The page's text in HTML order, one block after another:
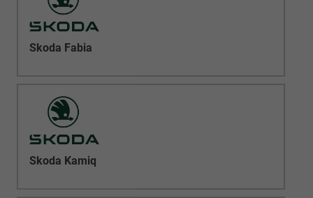
Skoda Fabia
Skoda Kamiq